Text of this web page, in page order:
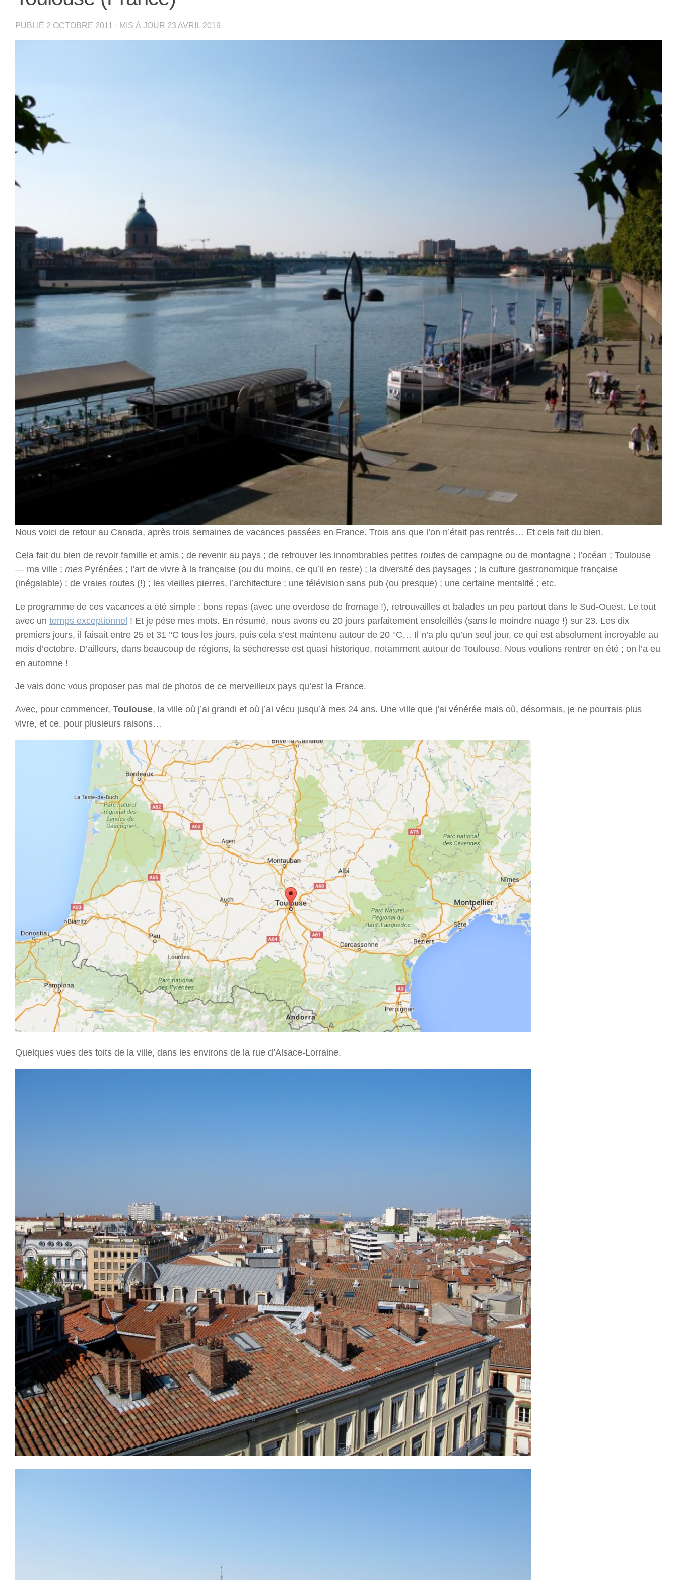
PUBLIÉ 2 OCTOBRE 2011 · MIS À JOUR 23 AVRIL 2019
Nous voici de retour au Canada, après trois semaines de vacances passées en France. Trois ans que l’on n’était pas rentrés… Et cela fait du bien.
Cela fait du bien de revoir famille et amis ; de revenir au pays ; de retrouver les innombrables petites routes de campagne ou de montagne ; l’océan ; Toulouse
— ma ville ; mes Pyrénées ; l’art de vivre à la française (ou du moins, ce qu’il en reste) ; la diversité des paysages ; la culture gastronomique française
(inégalable) ; de vraies routes (!) ; les vieilles pierres, l’architecture ; une télévision sans pub (ou presque) ; une certaine mentalité ; etc.
Le programme de ces vacances a été simple : bons repas (avec une overdose de fromage !), retrouvailles et balades un peu partout dans le Sud-Ouest. Le tout
avec un temps exceptionnel ! Et je pèse mes mots. En résumé, nous avons eu 20 jours parfaitement ensoleillés (sans le moindre nuage !) sur 23. Les dix
premiers jours, il faisait entre 25 et 31 °C tous les jours, puis cela s’est maintenu autour de 20 °C… Il n’a plu qu’un seul jour, ce qui est absolument incroyable au
mois d’octobre. D’ailleurs, dans beaucoup de régions, la sécheresse est quasi historique, notamment autour de Toulouse. Nous voulions rentrer en été ; on l’a eu
en automne !
Je vais donc vous proposer pas mal de photos de ce merveilleux pays qu’est la France.
Avec, pour commencer, Toulouse, la ville où j’ai grandi et où j’ai vécu jusqu’à mes 24 ans. Une ville que j’ai vénérée mais où, désormais, je ne pourrais plus
vivre, et ce, pour plusieurs raisons…
Quelques vues des toits de la ville, dans les environs de la rue d’Alsace-Lorraine.